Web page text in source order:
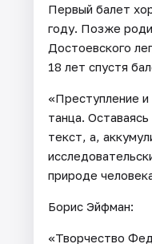
Первый балет
году. Позже
Достоевского
18 лет спустя
«Преступление
танца.
текст, а,
природе
Борис Эйфман:
«Творчество